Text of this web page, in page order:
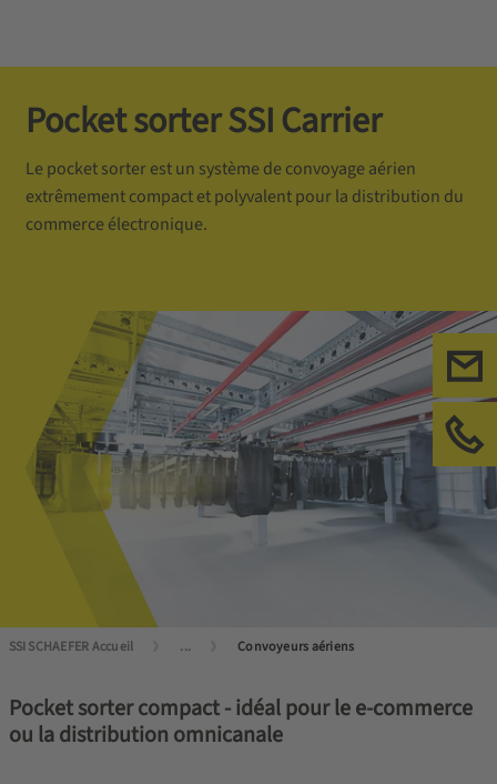
Pocket sorter SSI Carrier
Le pocket sorter est un système de convoyage aérien
extrêmement compact et polyvalent pour la distribution du
commerce électronique.
SSI SCHAEFER Accueil ... Convoyeurs aériens
Pocket sorter compact - idéal pour le e-commerce
ou la distribution omnicanale